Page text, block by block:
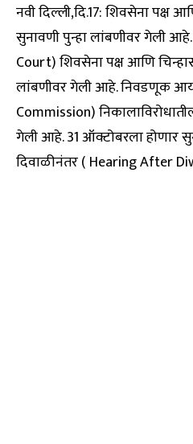
नवी दिल्ली,दि.17: शिवसेना पक्ष
सुनावणी पुन्हा लांबणीवर गेली आहे.
Court) शिवसेना पक्ष आणि
लांबणीवर गेली आहे. निवडणूक
Commission)
गेली आहे. 31 ऑक्टोबरला होणार
दिवाळीनंतर ( Hearing After